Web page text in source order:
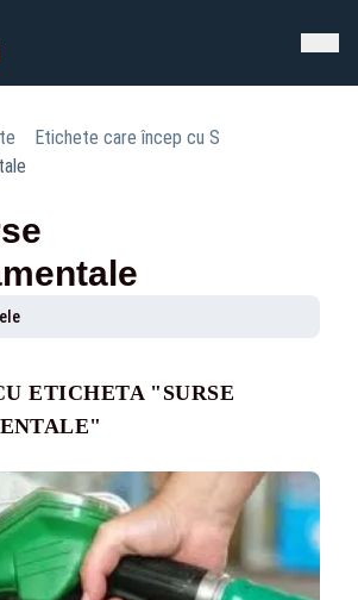
Etichete care încep cu S
ETICHETA "SURSE